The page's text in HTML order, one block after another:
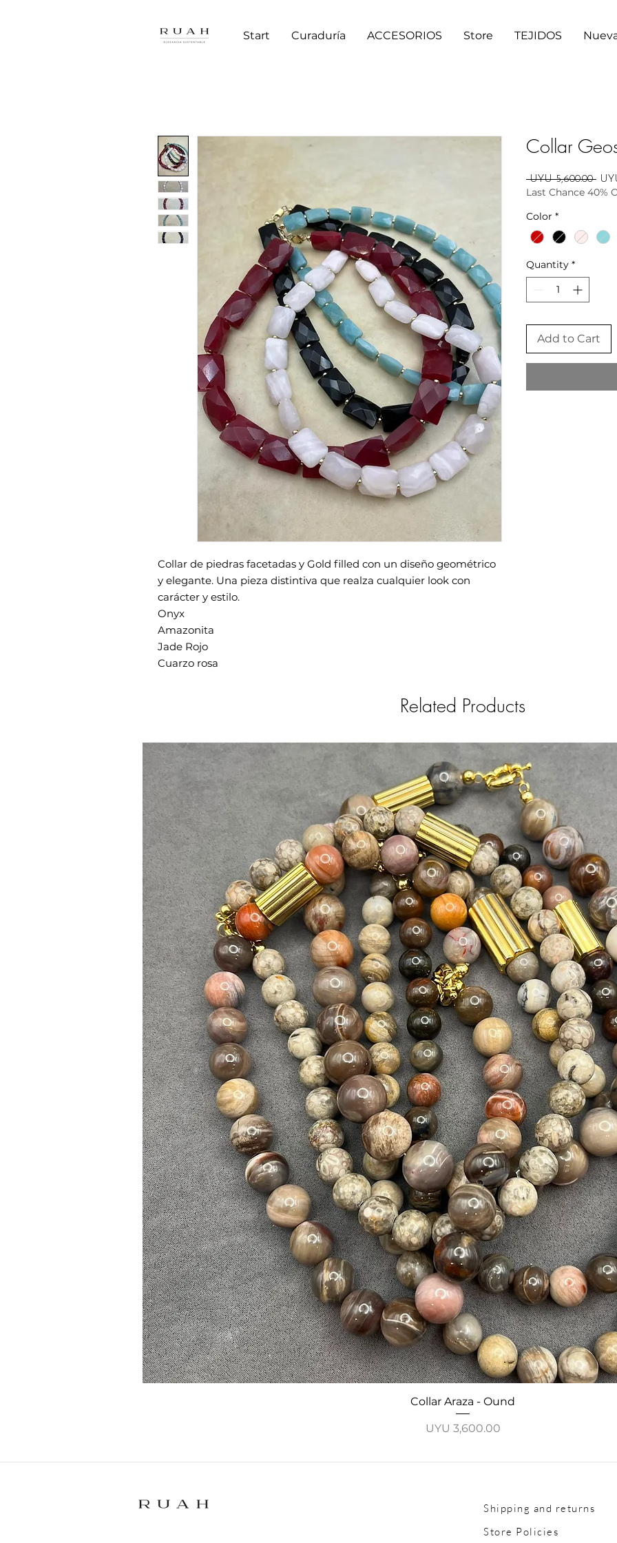
Start Curaduría ACCESORIOS Store TEJIDOS
Collar de piedras facetadas y Gold filled con un diseño geométrico
y elegante. Una pieza distintiva que realza cualquier look con
carácter y estilo.
Onyx
Amazonita
Jade Rojo
Cuarzo rosa
Collar
UYU 5,600.00
Price
Last Chance 40%
Color *
Quantity *
Add to Cart
Related Products
Quick View
Collar Araza - Ound
Price
UYU 3,600.00
Shipping and returns
Store Policies